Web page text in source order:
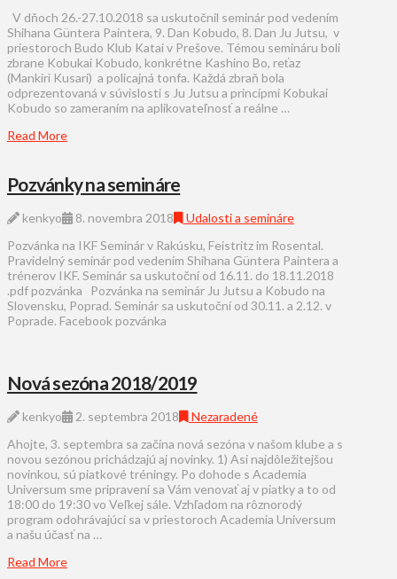
V dňoch 26.-27.10.2018 sa uskutočnil seminár pod vedením
Shihana Güntera Paintera, 9. Dan Kobudo, 8. Dan Ju Jutsu, v
priestoroch Budo Klub Katai v Prešove. Témou semináru boli
zbrane Kobukai Kobudo, konkrétne Kashino Bo, reťaz
(Mankiri Kusari) a policajná tonfa. Každá zbraň bola
odprezentovaná v súvislosti s Ju Jutsu a princípmi Kobukai
Kobudo so zameraním na aplikovateľnosť a reálne …
Read More
Pozvánky na semináre
kenkyo 8. novembra 2018
Udalosti a semináre
Pozvánka na IKF Seminár v Rakúsku, Feistritz im Rosental.
Pravidelný seminár pod vedením Shihana Güntera Paintera a
trénerov IKF. Seminár sa uskutoční od 16.11. do 18.11.2018
.pdf pozvánka Pozvánka na seminár Ju Jutsu a Kobudo na
Slovensku, Poprad. Seminár sa uskutoční od 30.11. a 2.12. v
Poprade. Facebook pozvánka
Nová sezóna 2018/2019
kenkyo 2. septembra 2018
Nezaradené
Ahojte, 3. septembra sa začína nová sezóna v našom klube a s
novou sezónou prichádzajú aj novinky. 1) Asi najdôležitejšou
novinkou, sú piatkové tréningy. Po dohode s Academia
Universum sme pripravení sa Vám venovať aj v piatky a to od
18:00 do 19:30 vo Veľkej sále. Vzhľadom na rôznorodý
program odohrávajúci sa v priestoroch Academia Universum
a našu účasť na …
Read More